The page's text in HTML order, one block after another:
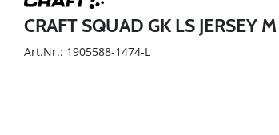
CRAFT SQUAD GK LS JERSEY M
Art.Nr.: 1905588-1474-L